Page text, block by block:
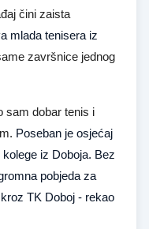
čini zaista
mlada tenisera iz
završnice jednog
sam dobar tenis i
Poseban je osjećaj
iz Doboja. Bez
pobjeda za
TK Doboj - rekao